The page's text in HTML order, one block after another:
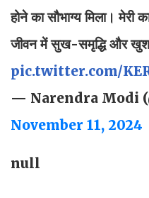
होने का सौभाग्य मिला। मेरी
जीवन में सुख-समृद्धि और
pic.twitter.com/
— Narendra Modi
November 11, 2024
null